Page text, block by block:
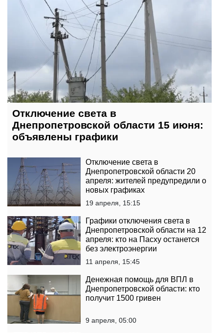
Отключение света в
Днепропетровской области 15 июня:
объявлены графики
Отключение света в
Днепропетровской области 20
апреля: жителей предупредили о
новых графиках
19 апреля, 15:15
Графики отключения света в
Днепропетровской области на 12
апреля: кто на Пасху останется
без электроэнергии
11 апреля, 15:45
Денежная помощь для ВПЛ в
Днепропетровской области: кто
получит 1500 гривен
9 апреля, 05:00